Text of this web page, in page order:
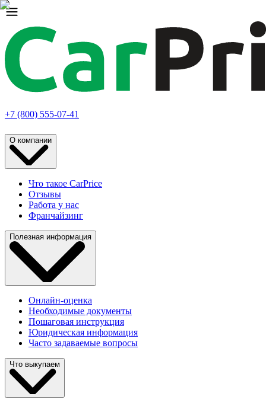
+7 (800) 555-07-41
О компании
Что такое CarPrice
Отзывы
Работа у нас
Франчайзинг
Полезная информация
Онлайн-оценка
Необходимые документы
Пошаговая инструкция
Юридическая информация
Часто задаваемые вопросы
Что выкупаем